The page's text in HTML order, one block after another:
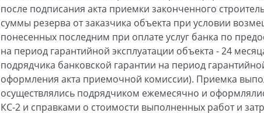
после подписания акта приемки законченного
суммы резерва от заказчика объекта при условии
понесенных последним при оплате услуг банка по
на период гарантийной эксплуатации объекта - 24
подрядчика банковской гарантии на период
оформления акта приемочной комиссии). Приемка
осуществлялись подрядчиком ежемесячно и
КС-2 и справками о стоимости выполненных работ и